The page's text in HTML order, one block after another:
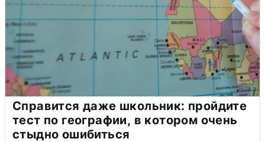
Справится даже школьник: пройдите
тест по географии, в котором очень
стыдно ошибиться